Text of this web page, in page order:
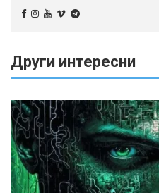
Други интересни